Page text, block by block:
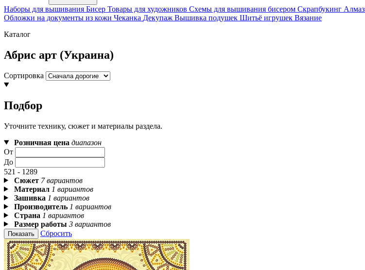
Наборы для вышивания Бисер Товары для художников Схемы для вышивания бисером Скрапбукинг
Обложки на документы из кожи Чеканка Декупаж Вышивка подушек Шитьё игрушек Вязание
Каталог
Абрис арт (Украина)
Сортировка
Подбор
Уточните технику, сюжет и материалы раздела.
Розничная цена диапазон
От
До
521 - 1289
Сюжет 7 вариантов
Материал 1 вариантов
Зашивка 1 вариантов
Производитель 1 вариантов
Страна 1 вариантов
Размер работы 3 вариантов
Показать Сбросить